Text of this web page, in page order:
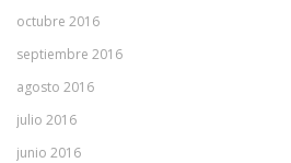
octubre 2016
septiembre 2016
agosto 2016
julio 2016
junio 2016